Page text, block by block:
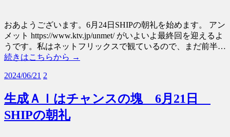
おあようございます。6月24日SHIPの朝礼を始めます。 アン
メット https://www.ktv.jp/unmet/ がいよいよ最終回を迎えるよ
うです。私はネットフリックスで観ているので、まだ前半…
続きはこちらから →
2024/06/21 2
生成ＡＩはチャンスの塊 6月21日
SHIPの朝礼